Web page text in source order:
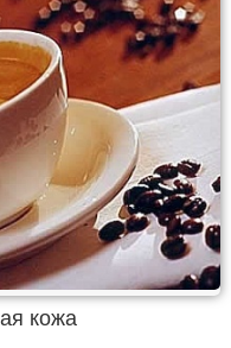
кожа